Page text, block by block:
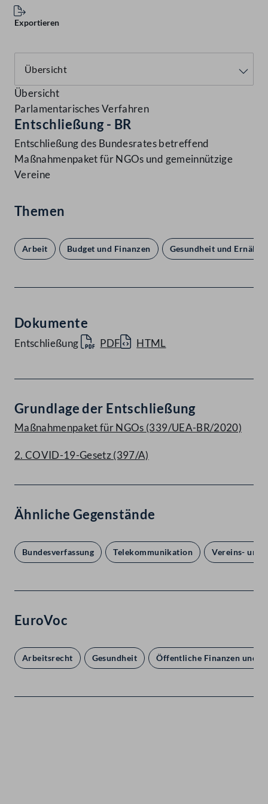
Exportieren
Übersicht
Parlamentarisches Verfahren
Entschließung - BR
Entschließung des Bundesrates betreffend
Maßnahmenpaket für NGOs und gemeinnützige
Vereine
Themen
Arbeit Budget und Finanzen Gesundheit und
Dokumente
Entschließung PDF HTML
Grundlage der Entschließung
Maßnahmenpaket für NGOs (339/UEA-BR/2020)
2. COVID-19-Gesetz (397/A)
Ähnliche Gegenstände
Bundesverfassung Telekommunikation Vereins- und
EuroVoc
Arbeitsrecht Gesundheit Öffentliche Finanzen und